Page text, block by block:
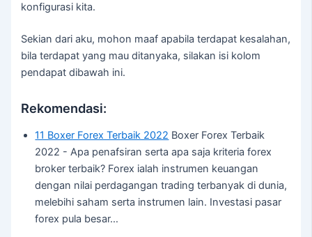
konfigurasi kita.
Sekian dari aku, mohon maaf apabila terdapat kesalahan,
bila terdapat yang mau ditanyaka, silakan isi kolom
pendapat dibawah ini.
Rekomendasi:
11 Boxer Forex Terbaik 2022 Boxer Forex Terbaik
2022 - Apa penafsiran serta apa saja kriteria forex
broker terbaik? Forex ialah instrumen keuangan
dengan nilai perdagangan trading terbanyak di dunia,
melebihi saham serta instrumen lain. Investasi pasar
forex pula besar…